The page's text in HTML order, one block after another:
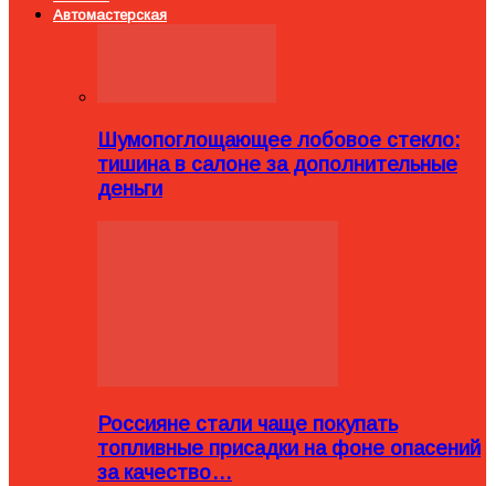
Автомастерская
Шумопоглощающее лобовое стекло:
тишина в салоне за дополнительные
деньги
Россияне стали чаще покупать
топливные присадки на фоне опасений
за качество…